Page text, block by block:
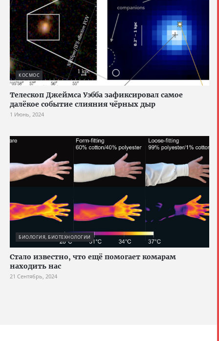
КОСМОС
Телескоп Джеймса Уэбба зафиксировал самое
далёкое событие слияния чёрных дыр
1 Июнь, 2024
БИОЛОГИЯ, БИОТЕХНОЛОГИИ
Стало известно, что ещё помогает комарам
находить нас
21 Сентябрь, 2024